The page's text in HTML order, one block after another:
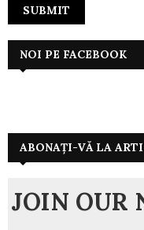
NOI PE FACEBOOK
ABONAȚI-VĂ LA
JOIN OUR